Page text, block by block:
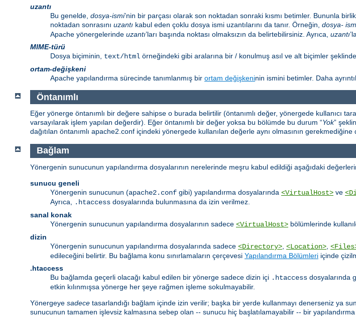
uzantı
Bu genelde, dosya-ismi’nin bir parçası olarak son noktadan sonraki kısmı betimler. Bununla
noktadan sonrasını uzantı kabul eden çoklu dosya ismi uzantılarını da tanır. Örneğin, dosya-
Apache yönergelerinde uzantı’ları başında noktası olmaksızın da belirtebilirsiniz. Ayrıca, uzantı
MIME-türü
Dosya biçiminin, text/html örneğindeki gibi aralarına bir / konulmuş asıl ve alt biçimler
ortam-değişkeni
Apache yapılandırma sürecinde tanımlanmış bir ortam değişkeninin ismini betimler. Daha
Öntanımlı
Eğer yönerge öntanımlı bir değere sahipse o burada belirtilir (öntanımlı değer, yönergede kullanıcı
varsayılarak işlem yapılan değerdir). Eğer öntanımlı bir değer yoksa bu bölümde bu durum “Yok”
dağıtılan öntanımlı apache2.conf içindeki yönergede kullanılan değerle aynı olmasının gerekmediğine
Bağlam
Yönergenin sunucunun yapılandırma dosyalarının nerelerinde meşru kabul edildiği aşağıdaki
sunucu geneli
Yönergenin sunucunun (apache2.conf gibi) yapılandırma dosyalarında <VirtualHost> ve
Ayrıca,
.htaccess dosyalarında bulunmasına da izin verilmez.
sanal konak
Yönergenin sunucunun yapılandırma dosyalarının sadece <VirtualHost> bölümlerinde
dizin
Yönergenin sunucunun yapılandırma dosyalarında sadece <Directory> <Location>
edileceğini belirtir. Bu bağlama konu sınırlamaların çerçevesi Yapılandırma Bölümleri içinde
.htaccess
Bu bağlamda geçerli olacağı kabul edilen bir yönerge sadece dizin içi .htaccess dosyalarında
etkin kılınmışsa yönerge her şeye rağmen işleme sokulmayabilir.
Yönergeye sadece tasarlandığı bağlam içinde izin verilir; başka bir yerde kullanmayı denerseniz ya
sunucunun tamamen işlevsiz kalmasına sebep olan -- sunucu hiç başlatılamayabilir -- bir yapılandırma